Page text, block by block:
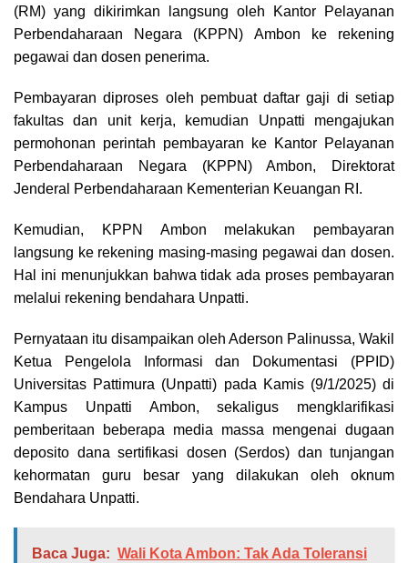
(RM) yang dikirimkan langsung oleh Kantor Pelayanan
Perbendaharaan Negara (KPPN) Ambon ke rekening
pegawai dan dosen penerima.
Pembayaran diproses oleh pembuat daftar gaji di setiap
fakultas dan unit kerja, kemudian Unpatti mengajukan
permohonan perintah pembayaran ke Kantor Pelayanan
Perbendaharaan Negara (KPPN) Ambon, Direktorat
Jenderal Perbendaharaan Kementerian Keuangan RI.
Kemudian, KPPN Ambon melakukan pembayaran
langsung ke rekening masing-masing pegawai dan dosen.
Hal ini menunjukkan bahwa tidak ada proses pembayaran
melalui rekening bendahara Unpatti.
Pernyataan itu disampaikan oleh Aderson Palinussa, Wakil
Ketua Pengelola Informasi dan Dokumentasi (PPID)
Universitas Pattimura (Unpatti) pada Kamis (9/1/2025) di
Kampus Unpatti Ambon, sekaligus mengklarifikasi
pemberitaan beberapa media massa mengenai dugaan
deposito dana sertifikasi dosen (Serdos) dan tunjangan
kehormatan guru besar yang dilakukan oleh oknum
Bendahara Unpatti.
Baca Juga: Wali Kota Ambon: Tak Ada Toleransi